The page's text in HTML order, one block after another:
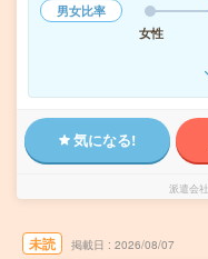
男女比率
女性
気になる!
派遣会社
未読 掲載日 2026/08/07